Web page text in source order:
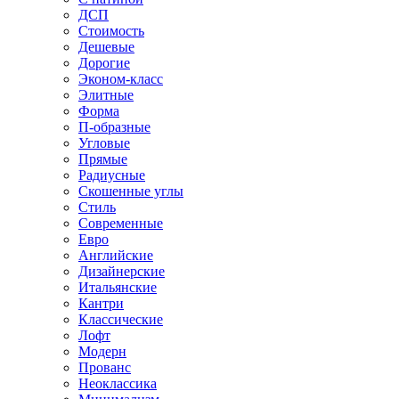
ДСП
Стоимость
Дешевые
Дорогие
Эконом-класс
Элитные
Форма
П-образные
Угловые
Прямые
Радиусные
Скошенные углы
Стиль
Современные
Евро
Английские
Дизайнерские
Итальянские
Кантри
Классические
Лофт
Модерн
Прованс
Неоклассика